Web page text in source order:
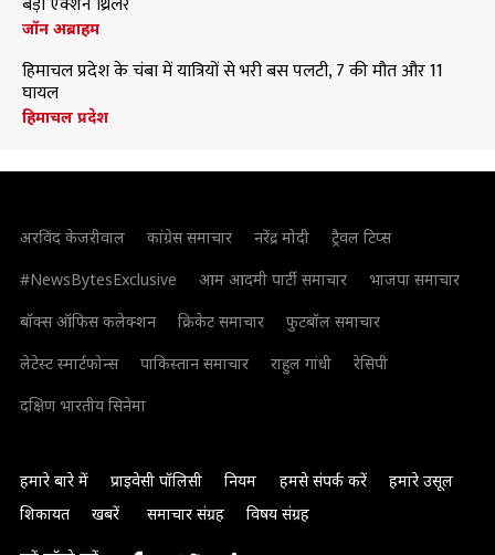
जॉन अब्राहम
हिमाचल प्रदेश के चंबा में यात्रियों से भरी बस पलटी, 7 की मौत और 11
घायल
हिमाचल प्रदेश
अरविंद केजरीवाल कांग्रेस समाचार नरेंद्र मोदी
ट्रैवल टिप्स
#NewsBytesExclusive
आम आदमी पार्टी समाचार
भाजपा समाचार
बॉक्स ऑफिस कलेक्शन
क्रिकेट समाचार
फुटबॉल समाचार
लेटेस्ट स्मार्टफोन्स
पाकिस्तान समाचार राहुल गांधी
रेसिपी
दक्षिण भारतीय सिनेमा
हमारे बारे में प्राइवेसी पॉलिसी नियम हमसे संपर्क करें
हमारे उसूल
शिकायत
खबरें समाचार संग्रह विषय संग्रह